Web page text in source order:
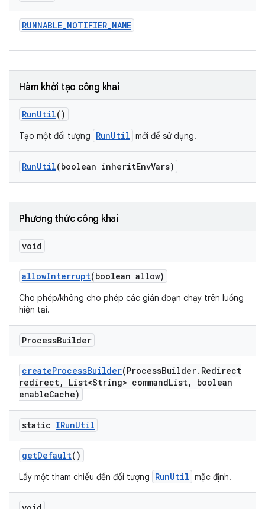
RUNNABLE_NOTIFIER_NAME
Hàm khởi tạo công khai
RunUtil()
Tạo một đối tượng RunUtil mới để sử dụng.
RunUtil(boolean inheritEnvVars)
Phương thức công khai
void
allowInterrupt(boolean allow)
Cho phép/không cho phép các gián đoạn chạy trên luồng
hiện tại.
ProcessBuilder
createProcessBuilder(ProcessBuilder. Redirect
redirect, List<String> commandList,
boolean
enableCache)
static IRunUtil
getDefault()
Lấy một tham chiếu đến đối tượng RunUtil mặc định.